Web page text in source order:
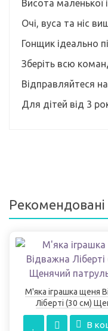
Висота маленької
Очі, вуса та ніс
Гонщик ідеально
Зберіть всю
Відправляйтеся
Для дітей від 3
Рекомендовані
М'яка іграшка щеня
Ліберті (30 см)
патруль
В